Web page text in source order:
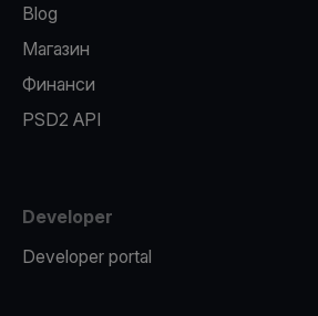
Blog
Магазин
Финанси
PSD2 API
Developer
Developer portal